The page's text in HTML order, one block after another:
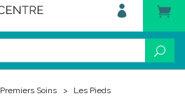
Premiers Soins
Les Pieds